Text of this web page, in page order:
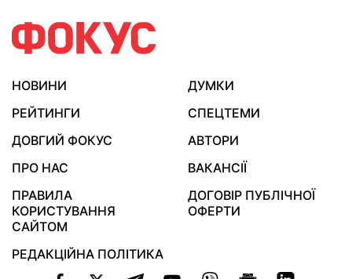
НОВИНИ
ДУМКИ
РЕЙТИНГИ
СПЕЦТЕМИ
ДОВГИЙ ФОКУС
АВТОРИ
ПРО НАС
ВАКАНСІЇ
ПРАВИЛА
КОРИСТУВАННЯ
САЙТОМ
ДОГОВІР ПУБЛІЧНОЇ
ОФЕРТИ
РЕДАКЦІЙНА ПОЛІТИКА